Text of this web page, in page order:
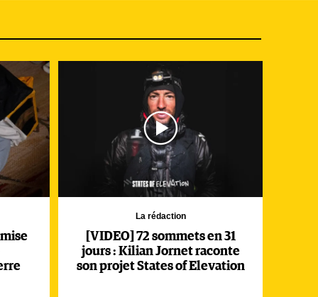
ce
si
La rédaction
[VIDEO] 72 sommets en 31
jours : Kilian Jornet raconte
son projet States of Elevation